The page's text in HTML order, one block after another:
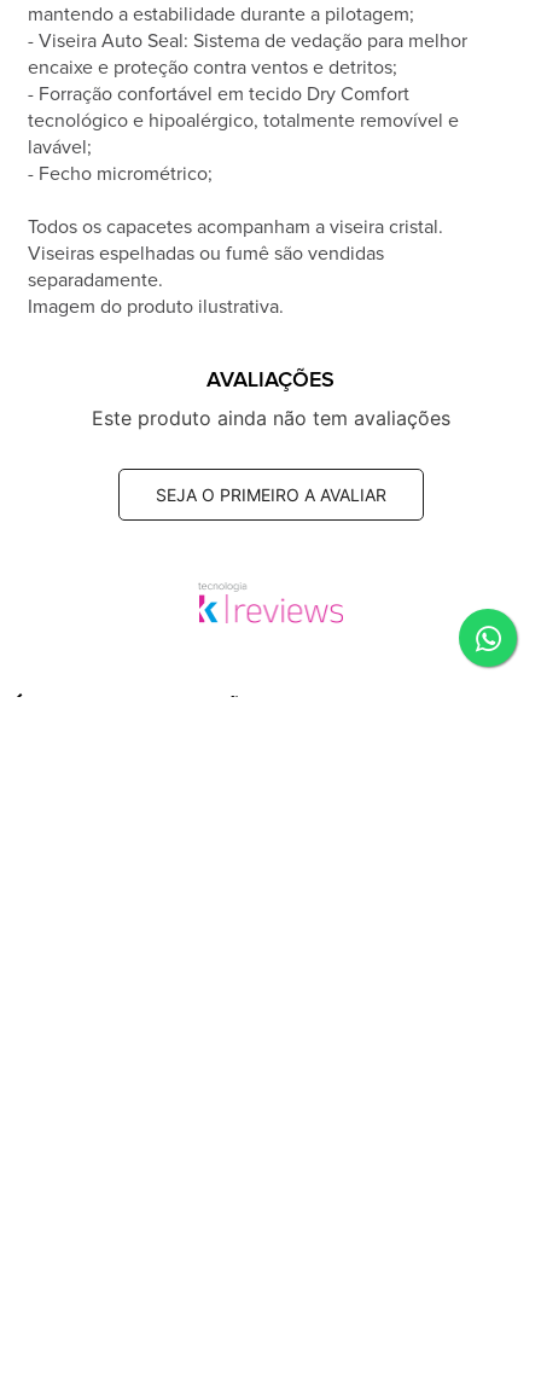
mantendo a estabilidade durante a pilotagem;
- Viseira Auto Seal: Sistema de vedação para melhor
encaixe e proteção contra ventos e detritos;
- Forração confortável em tecido Dry Comfort
tecnológico e hipoalérgico, totalmente removível e
lavável;
- Fecho micrométrico;
Todos os capacetes acompanham a viseira cristal.
Viseiras espelhadas ou fumê são vendidas
separadamente.
Imagem do produto ilustrativa.
AVALIAÇÕES
Este produto ainda não tem avaliações
SEJA O PRIMEIRO A AVALIAR